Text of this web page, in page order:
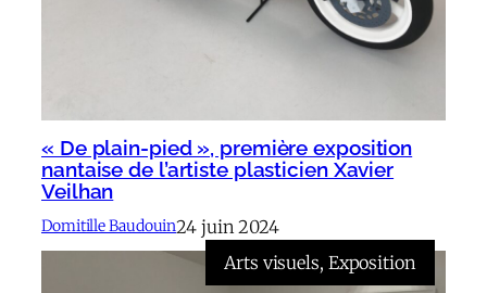
« De plain-pied », première exposition
nantaise de l’artiste plasticien Xavier
Veilhan
Domitille Baudouin24 juin 2024
Arts visuels, Exposition